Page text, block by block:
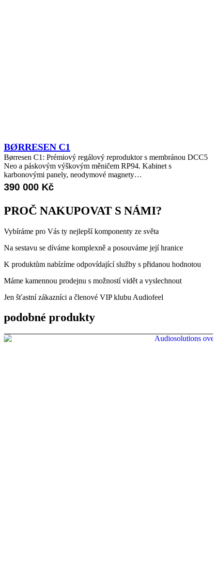
BØRRESEN C1
Børresen C1: Prémiový regálový reproduktor s membránou DCC5
Neo a páskovým výškovým měničem RP94. Kabinet s
karbonovými panely, neodymové magnety…
390 000 Kč
PROČ NAKUPOVAT S NÁMI?
Vybíráme pro Vás ty nejlepší komponenty ze světa
Na sestavu se díváme komplexně a posouváme její hranice
K produktům nabízíme odpovídající služby s přidanou hodnotou
Máme kamennou prodejnu s možností vidět a vyslechnout
Jen šťastní zákazníci a členové VIP klubu Audiofeel
podobné produkty